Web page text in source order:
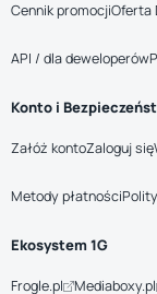
Cennik promocjiOferta
API / dla deweloperów
Konto i
Załóż kontoZaloguj się
Metody płatności
Ekosystem 1G
Frogle.pl Mediaboxy.pl